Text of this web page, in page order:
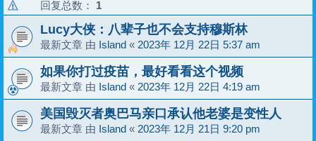
回复总数： 1
Lucy大侠：八辈子也不会支持穆斯林
最新文章 由 Island « 2023年 12月 22日 5:37 am
如果你打过疫苗，最好看看这个视频
最新文章 由 Island « 2023年 12月 22日 4:19 am
美国毁灭者奥巴马亲口承认他老婆是变性人
最新文章 由 Island « 2023年 12月 21日 9:20 pm